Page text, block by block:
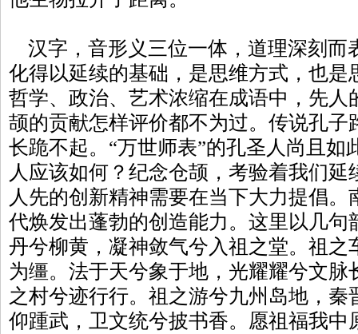
汉字，音形义三位一体，道理深刻而
化得以延续的基础，是思维方式，也是
哲学、政治、艺术浓缩在成语中，先人
颉的贡献怎样评价都不为过。传说孔子
长跪不起。“万世师表”的孔圣人尚且如
人应该如何？纪念仓颉，考验着我们
人先的创新精神需要在当下大力提倡
代焕发出蓬勃的创造能力。这里以几句
丹兮柳黄，凝神敛气兮入祖之堂。祖之
为缰。法于天兮象于地，光耀耀兮文
之村兮迹行行。祖之游兮九州岛地，
仰踵武，卫文统兮披书香。愿祖福我中